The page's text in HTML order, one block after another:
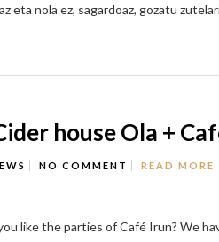
eta nola ez, sagardoaz, gozatu
house Ola +
NO COMMENT READ MORE
like the parties of Café Irun? We